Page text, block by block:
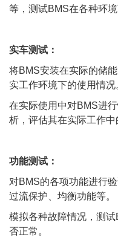
等，测试BMS在各种环境
实车测试：
将BMS安装在实际的储
实工作环境下的使用情况
在实际使用中对BMS进
析，评估其在实际工作中
功能测试：
对BMS的各项功能进行
过流保护、均衡功能等。
模拟各种故障情况，测
否正常。